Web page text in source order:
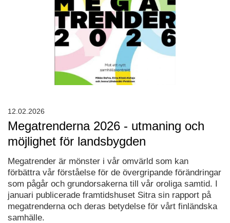
Megatrenderna 2026 - utmaning och
möjlighet för landsbygden
Megatrender är mönster i vår omvärld som kan
förbättra vår förståelse för de övergripande förändringar
som pågår och grundorsakerna till vår oroliga samtid. I
januari publicerade framtidshuset Sitra sin rapport på
megatrenderna och deras betydelse för vårt finländska
samhälle.
12.02.2026